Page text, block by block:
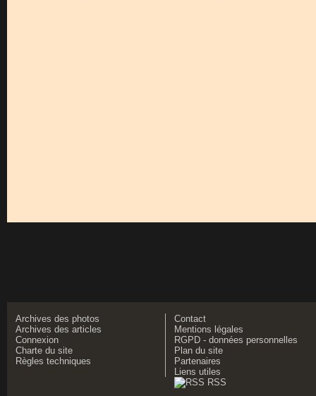
Archives des photos
Archives des articles
Connexion
Charte du site
Règles techniques
Contact
Mentions légales
RGPD - données personnelles
Plan du site
Partenaires
Liens utiles
RSS